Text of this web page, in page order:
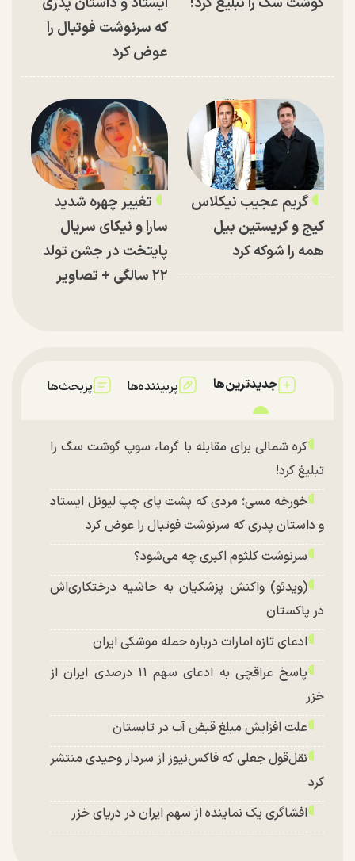
که سرنوشت فوتبال را
عوض کرد
گریم عجیب نیکلاس
کیج و کریستین بیل
همه را شوکه کرد
تغییر چهره شدید
سارا و نیکای سریال
پایتخت در جشن تولد
۲۲ سالگی + تصاویر
جدیدترین‌ها پربیننده‌ها پربحث‌ها
کره شمالی برای مقابله با گرما، سوپ گوشت سگ را
تبلیغ کرد!
خورخه مسی؛ مردی که پشت پای چپ لیونل ایستاد
و داستان پدری که سرنوشت فوتبال را عوض کرد
سرنوشت کلثوم اکبری چه می‌شود؟
(ویدئو) واکنش پزشکیان به حاشیه درختکاری‌اش
در پاکستان
ادعای تازه امارات درباره حمله موشکی ایران
پاسخ عراقچی به ادعای سهم ۱۱ درصدی ایران از
خزر
علت افزایش مبلغ قبض آب در تابستان
نقل‌قول جعلی که فاکس‌نیوز از سردار وحیدی منتشر
کرد
افشاگری یک نماینده از سهم ایران در دریای خزر